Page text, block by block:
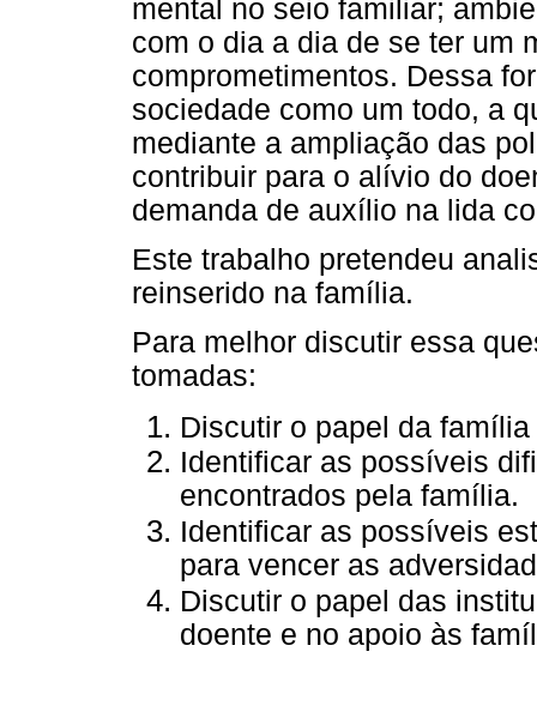
mental no seio familiar;
com o dia a dia de se ter um
comprometimentos. Dessa
sociedade como um todo, a
mediante a ampliação das
contribuir para o alívio do
demanda de auxílio na lida
Este trabalho pretendeu
reinserido na família.
Para melhor discutir essa
tomadas:
Discutir o papel da
Identificar as possíveis
encontrados pela família.
Identificar as possíveis
para vencer as
Discutir o papel das
doente e no apoio às